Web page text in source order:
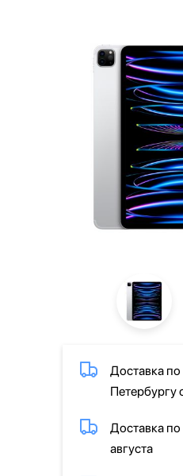
Доставка
Петербургу
Доставка
августа